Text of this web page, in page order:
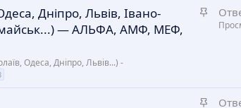
н
еЗ
л
Дніпро, Львів, Івано-
— АЛЬФА, АМФ, МЕФ,
Одеса, Дніпро, Львів...) -
З